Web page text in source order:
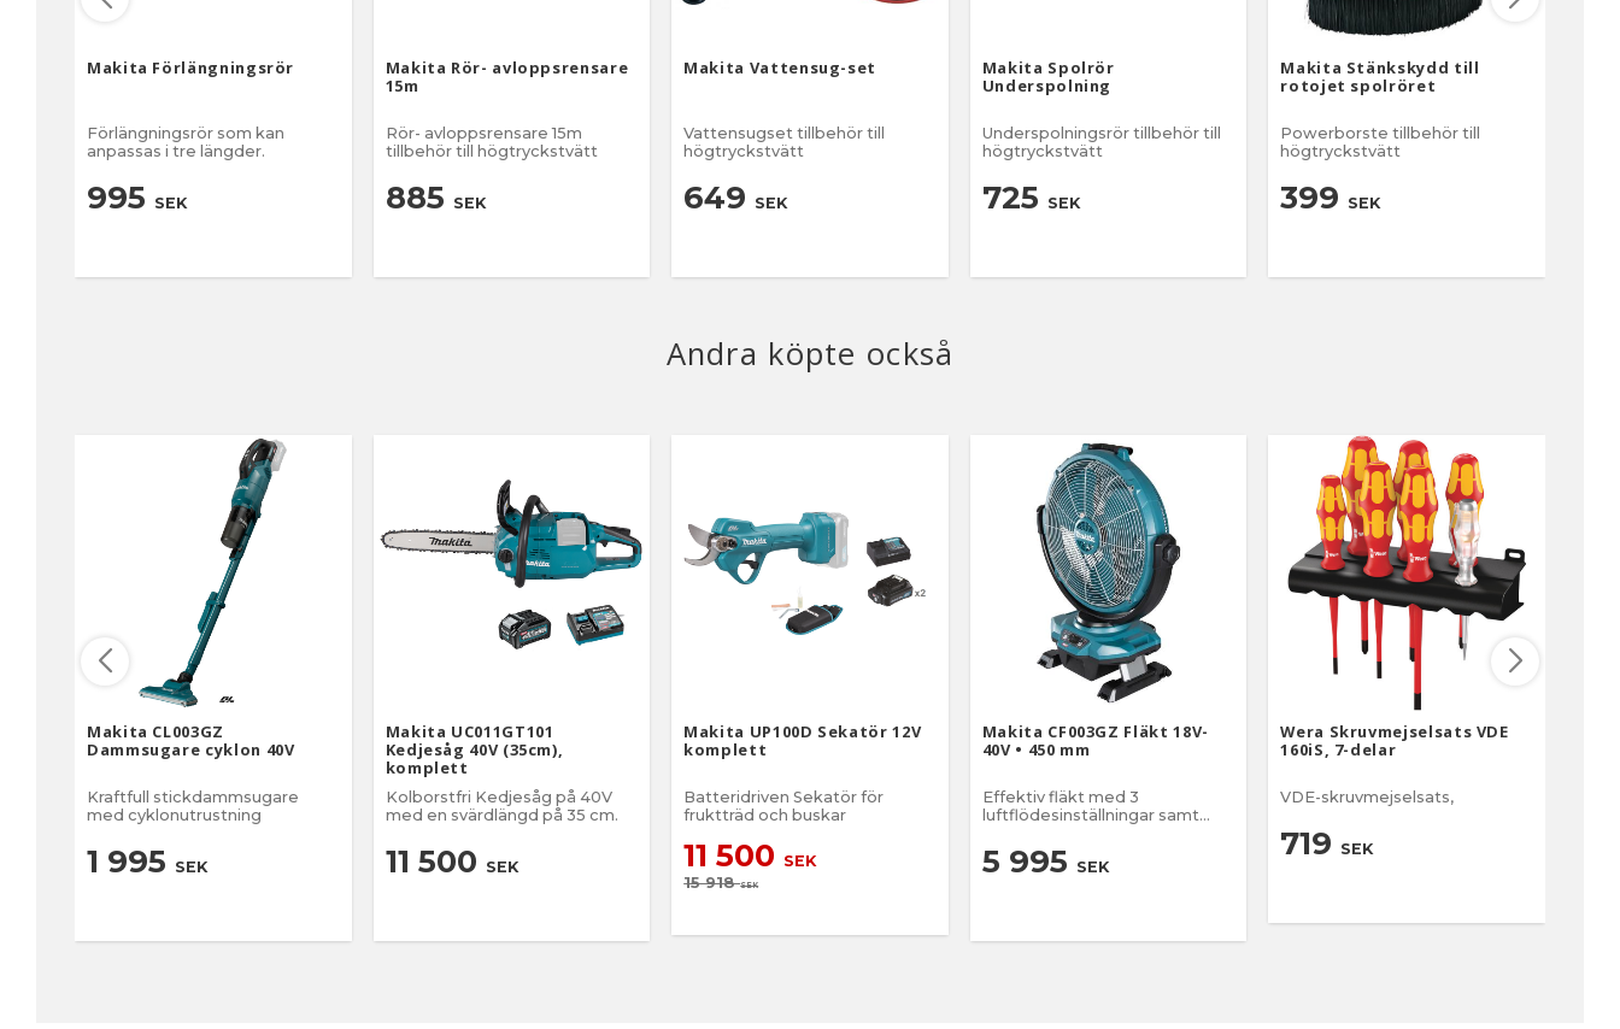
Makita Förlängningsrör
Förlängningsrör som kan
anpassas i tre längder.
995 SEK
Makita Rör- avloppsrensare
15m
Rör- avloppsrensare 15m
tillbehör till högtryckstvätt
885 SEK
Makita Vattensug-set
Vattensugset tillbehör till
högtryckstvätt
649 SEK
Makita Spolrör
Underspolning
Underspolningsrör tillbehör till
högtryckstvätt
725 SEK
Makita Stänkskydd till
rotojet spolröret
Powerborste tillbehör till
högtryckstvätt
399 SEK
Andra köpte också
Makita CL003GZ
Dammsugare cyklon 40V
Kraftfull stickdammsugare
med cyklonutrustning
1 995 SEK
Makita UC011GT101
Kedjesåg 40V (35cm),
komplett
Kolborstfri Kedjesåg på 40V
med en svärdlängd på 35 cm.
11 500 SEK
Makita UP100D Sekatör 12V
komplett
Batteridriven Sekatör för
fruktträd och buskar
11 500 SEK
15 918SEK
Makita CF003GZ Fläkt 18V-
40V • 450 mm
Effektiv fläkt med 3
luftflödesinställningar samt
5 995 SEK
Wera Skruvmejselsats VDE
160iS, 7-delar
VDE-skruvmejselsats,
719 SEK